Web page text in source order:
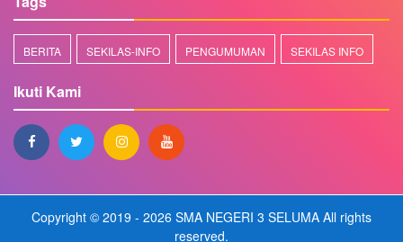
BERITA SEKILAS-INFO PENGUMUMAN SEKILAS INFO
Ikuti Kami
Copyright © 2019 - 2026 SMA NEGERI 3 SELUMA All rights
reserved.